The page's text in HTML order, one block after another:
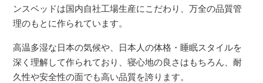
ンスベッドは国内自社工場生産にこだわり、万全の品質管
理のもとに作られています。
高温多湿な日本の気候や、日本人の体格・睡眠スタイルを
深く理解して作られており、寝心地の良さはもちろん、耐
久性や安全性の面でも高い品質を誇ります。